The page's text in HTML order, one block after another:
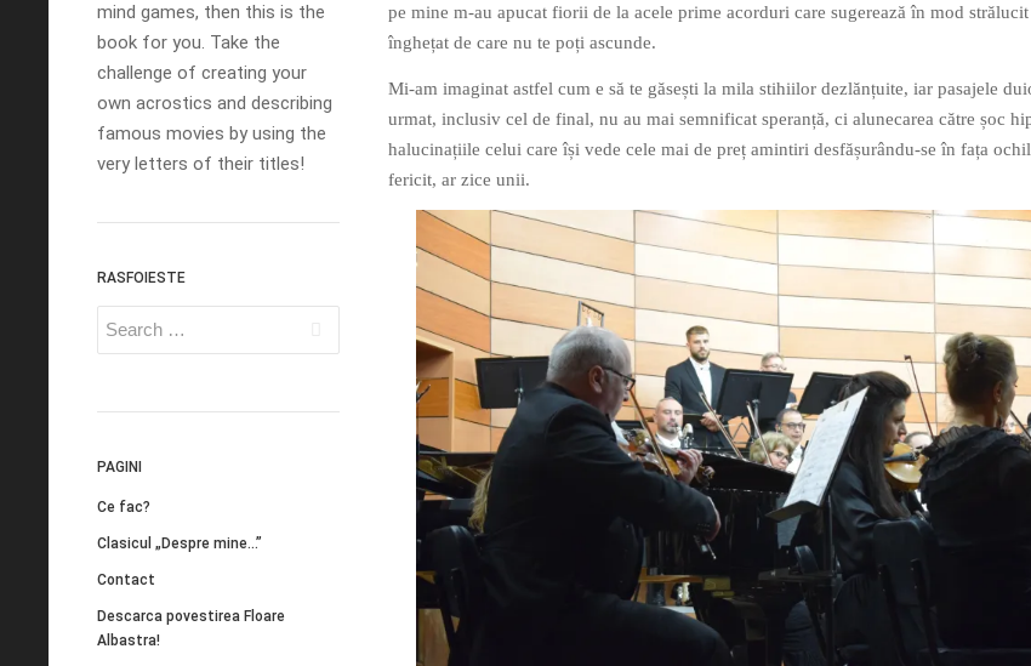
mind games, then this is the
book for you. Take the
challenge of creating your
own acrostics and describing
famous movies by using the
very letters of their titles!
RASFOIESTE
PAGINI
Ce fac?
Clasicul „Despre mine…”
Contact
Descarca povestirea Floare
Albastra!
pe mine m-au apucat fiorii de la acele prime acorduri care sugerează în mod
înghețat de care nu te poți ascunde.
Mi-am imaginat astfel cum e să te găsești la mila stihiilor dezlănțuite, iar pasajele
urmat, inclusiv cel de final, nu au mai semnificat speranță, ci alunecarea către șoc
halucinațiile celui care își vede cele mai de preț amintiri desfășurându-se în fața
fericit, ar zice unii.